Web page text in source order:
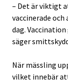
– Det är viktigt
vaccinerade
dag.
säger
När mässling
vilket innebär